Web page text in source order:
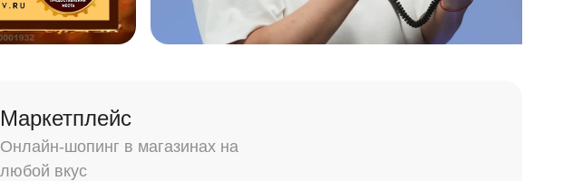
Маркетплейс
Онлайн-шопинг в магазинах на
любой вкус